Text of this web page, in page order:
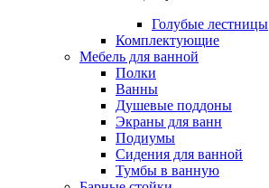
Голубые лестницы
Комплектующие
Мебель для ванной
Полки
Ванны
Душевые поддоны
Экраны для ванн
Подиумы
Сидения для ванной
Тумбы в ванную